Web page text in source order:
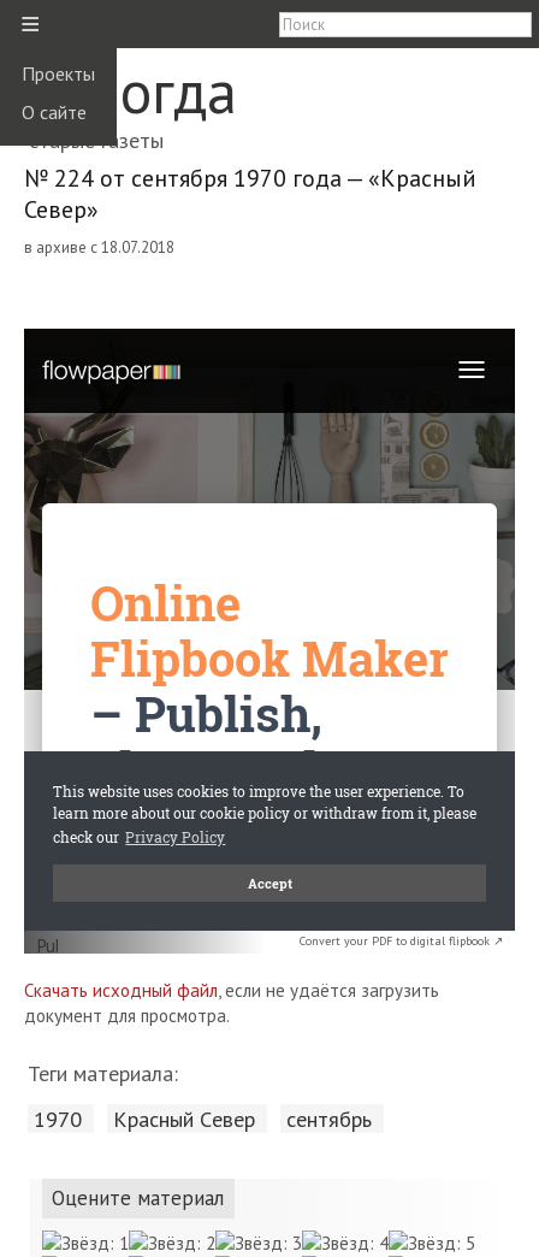
≡
Проекты
О сайте
Вологда
старые газеты
№ 224 от сентября 1970 года — «Красный
Север»
в архиве с 18.07.2018
Convert your PDF to digital flipbook ↗
Скачать исходный файл, если не удаётся загрузить
документ для просмотра.
Теги материала:
1970 Красный Cевер сентябрь
Оцените материал